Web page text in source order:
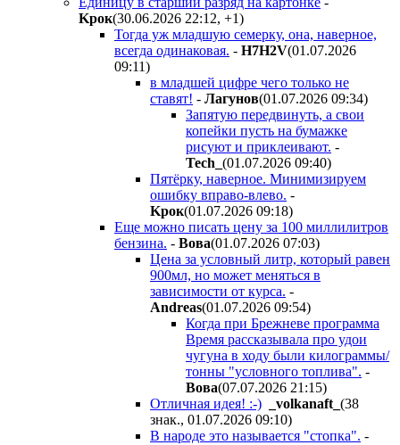
Kpoк(30.06.2026 22:12, +1)
Тогда уж младшую семерку, она, наверное,
всегда одинаковая. - H7H2V(01.07.2026
09:11)
в младшей цифре чего только не
ставят! - Лaгyнoв(01.07.2026 09:34)
Запятую передвинуть, а свои
копейки пусть на бумажке
рисуют и приклеивают. -
Tech_ (01.07.2026 09:40)
Пятёрку, наверное. Минимизируем
ошибку вправо-влево. -
Kpoк(01.07.2026 09:18)
Еще можно писать цену за 100 миллилитров
бензина. - Boвa(01.07.2026 07:03)
Цена за условный литр, который равен
900мл, но может меняться в
зависимости от курса. -
Andreas(01.07.2026 09:54)
Когда при Брежневе программа
Время рассказывала про удои
чугуна в ходу были килограммы/
тонны "условного топлива". -
Boвa(07.07.2026 21:15)
Отличная идея! :-)
_volkanaft_ (38
знак., 01.07.2026 09:10)
В народе это называется "стопка". -